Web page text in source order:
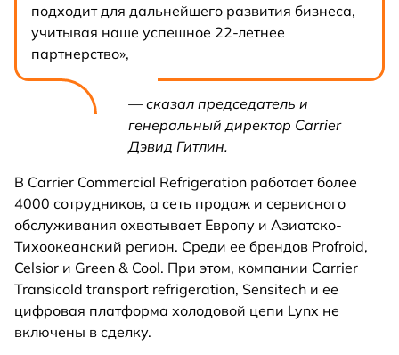
подходит для дальнейшего развития бизнеса,
учитывая наше успешное 22-летнее
партнерство»,
— сказал председатель и
генеральный директор Carrier
Дэвид Гитлин.
В Carrier Commercial Refrigeration работает более
4000 сотрудников, а сеть продаж и сервисного
обслуживания охватывает Европу и Азиатско-
Тихоокеанский регион. Среди ее брендов Profroid,
Celsior и Green & Cool. При этом, компании Carrier
Transicold transport refrigeration, Sensitech и ее
цифровая платформа холодовой цепи Lynx не
включены в сделку.